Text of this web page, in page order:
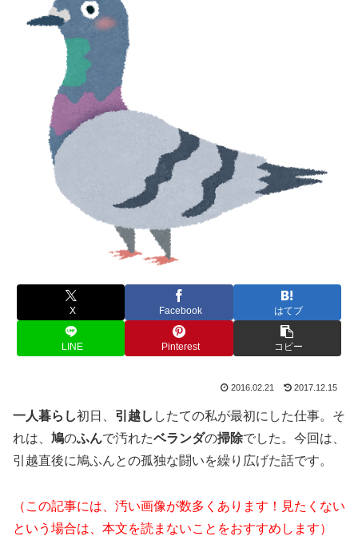
X Facebook はてブ
LINE Pinterest コピー
2016.02.21 2017.12.15
一人暮らし初日、 引越し したての私が最初にした仕事。そ
れは、 鳩のふんで汚れたベランダの掃除でした。今回は、
引越直後に鳩ふんとの孤独な闘いを繰り広げた話です。
（この記事には、汚い画像が数多くあります！見たくない
という場合は、本文を読まないことをおすすめします）